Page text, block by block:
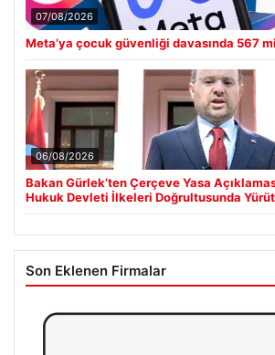
07/08/2026
Meta’ya çocuk güvenliği davasında 567
06/08/2026
Bakan Gürlek’ten Çerçeve Yasa
Hukuk Devleti İlkeleri Doğrultusunda
Son Eklenen Firmalar